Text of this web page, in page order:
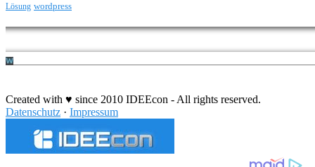
Lösung wordpress
Created with ♥ since 2010 IDEEcon - All rights reserved.
Datenschutz · Impressum